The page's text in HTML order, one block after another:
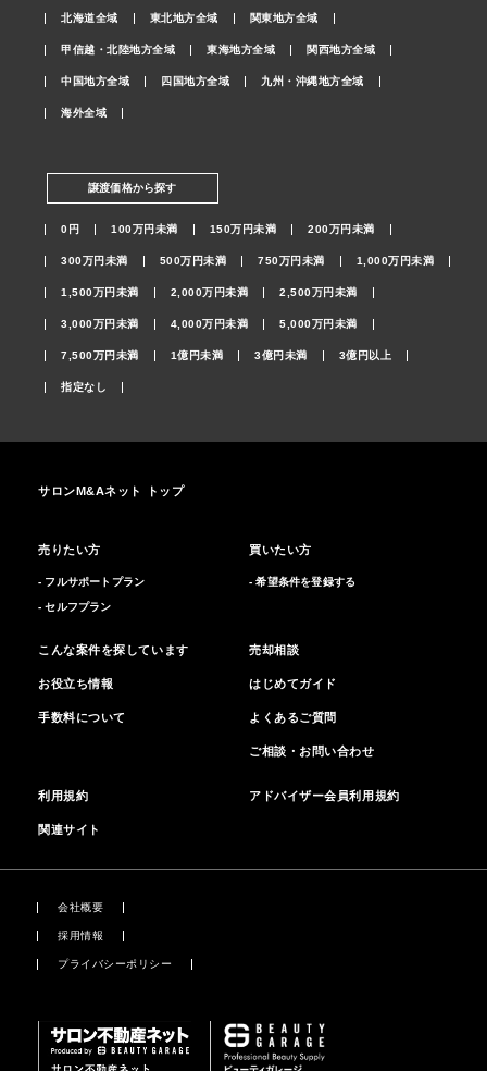
北海道全域 東北地方全域 関東地方全域
甲信越・北陸地方全域 東海地方全域 関西地方全域
中国地方全域 四国地方全域 九州・沖縄地方全域
海外全域
譲渡価格から探す
0円 100万円未満 150万円未満 200万円未満
300万円未満 500万円未満 750万円未満 1,000万円未満
1,500万円未満 2,000万円未満 2,500万円未満
3,000万円未満 4,000万円未満 5,000万円未満
7,500万円未満 1億円未満 3億円未満 3億円以上
指定なし
サロンM&Aネット トップ
売りたい方
- フルサポートプラン
- セルフプラン
買いたい方
- 希望条件を登録する
こんな案件を探しています
お役立ち情報
手数料について
売却相談
はじめてガイド
よくあるご質問
ご相談・お問い合わせ
利用規約 アドバイザー会員利用規約
関連サイト
会社概要
採用情報
プライバシーポリシー